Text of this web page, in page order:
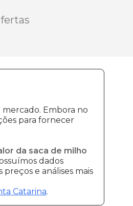
Embora no
para fornecer
da saca de milho
dados
e análises mais
Catarina.